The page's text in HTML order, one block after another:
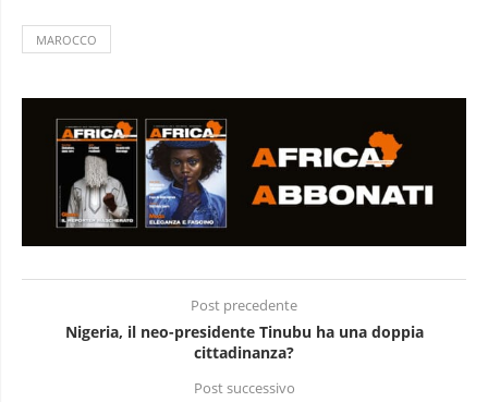
MAROCCO
Post precedente
Nigeria, il neo-presidente Tinubu ha una doppia
cittadinanza?
Post successivo